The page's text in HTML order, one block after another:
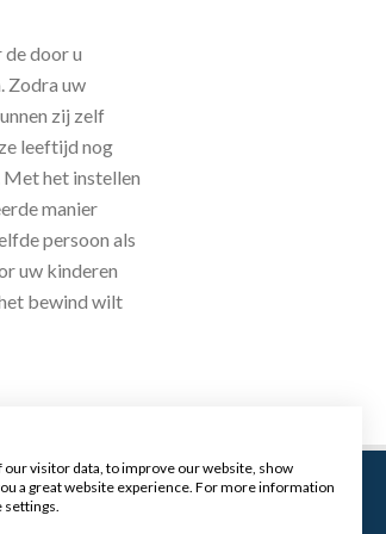
door u
Zodra uw
zij zelf
leeftijd nog
Met het instellen
manier
persoon als
uw kinderen
bewind wilt
our visitor data, to improve our website, show
a great website experience. For more information
settings.